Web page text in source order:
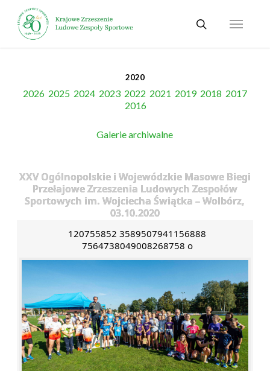
main
content
search
Menu
2020
2026 2025 2024 2023 2022 2021 2019 2018 2017
2016
Galerie archiwalne
XXV Ogólnopolskie i Wojewódzkie Masowe Biegi
Przełajowe Zrzeszenia Ludowych Zespołów
Sportowych im. Wojciecha Świątka – Wolbórz,
03.10.2020
120755852 3589507941156888
7564738049008268758 o